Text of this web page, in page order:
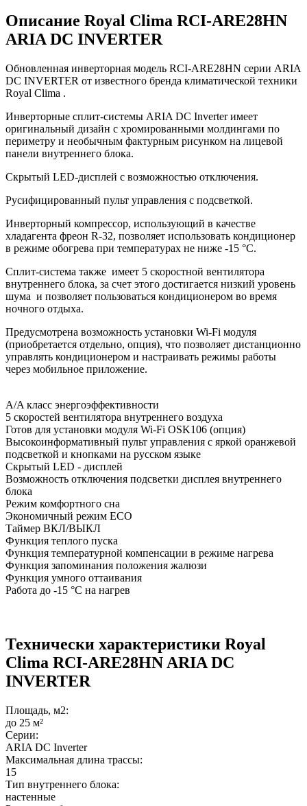
Описание Royal Clima RCI-ARE28HN
ARIA DC INVERTER
Обновленная инверторная модель RCI-ARE28HN серии ARIA
DC INVERTER от известного бренда климатической техники
Royal Clima .
Инверторные сплит-системы ARIA DC Inverter имеет
оригинальный дизайн с хромированными молдингами по
периметру и необычным фактурным рисунком на лицевой
панели внутреннего блока.
Скрытый LED-дисплей с возможностью отключения.
Русифицированный пульт управления с подсветкой.
Инверторный компрессор, использующий в качестве
хладагента фреон R-32, позволяет использовать кондиционер
в режиме обогрева при температурах не ниже -15 °C.
Сплит-система также имеет 5 скоростной вентилятора
внутреннего блока, за счет этого достигается низкий уровень
шума и позволяет пользоваться кондиционером во время
ночного отдыха.
Предусмотрена возможность установки Wi-Fi модуля
(приобретается отдельно, опция), что позволяет дистанционно
управлять кондиционером и настраивать режимы работы
через мобильное приложение.
A/A класс энергоэффективности
5 скоростей вентилятора внутреннего воздуха
Готов для установки модуля Wi-Fi OSK106 (опция)
Высокоинформативный пульт управления с яркой оранжевой
подсветкой и кнопками на русском языке
Скрытый LED - дисплей
Возможность отключения подсветки дисплея внутреннего
блока
Режим комфортного сна
Экономичный режим ECO
Таймер ВКЛ/ВЫКЛ
Функция теплого пуска
Функция температурной компенсации в режиме нагрева
Функция запоминания положения жалюзи
Функция умного оттаивания
Работа до -15 °C на нагрев
Технически характеристики Royal
Clima RCI-ARE28HN ARIA DC
INVERTER
Площадь, м2:
до 25 м²
Серии:
ARIA DC Inverter
Максимальная длина трассы:
15
Тип внутреннего блока:
настенные